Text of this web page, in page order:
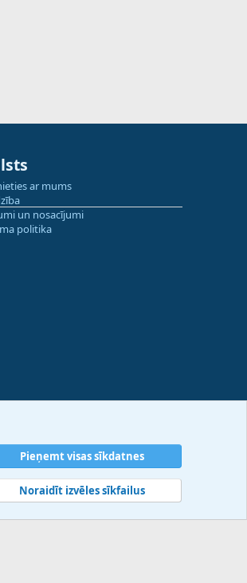
ar mums
un nosacījumi
politika
Pieņemt visas sīkdatnes
Noraidīt izvēles sīkfailus